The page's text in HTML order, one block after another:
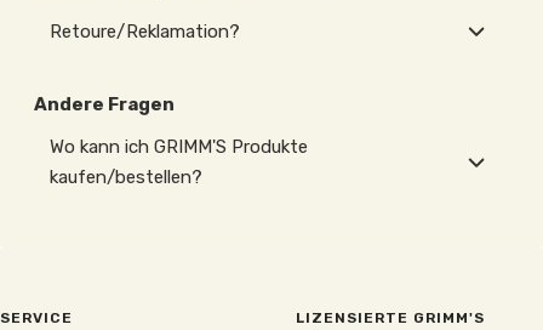
Retoure/Reklamation?
Andere Fragen
Wo kann ich GRIMM'S Produkte
kaufen/bestellen?
SERVICE
LIZENSIERTE GRIMM'S